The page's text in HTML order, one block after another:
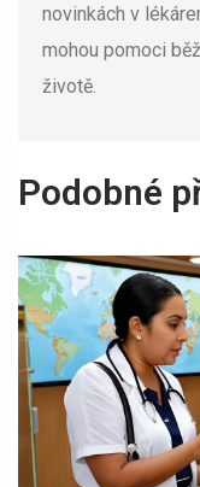
novinkách v
mohou pomoci
životě.
Podobné